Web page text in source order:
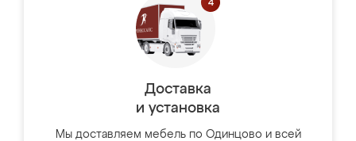
Доставка
и установка
Мы доставляем мебель по Одинцово и всей